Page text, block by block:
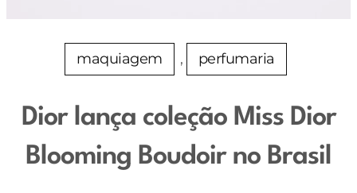
maquiagem , perfumaria
Dior lança coleção Miss Dior
Blooming Boudoir no Brasil